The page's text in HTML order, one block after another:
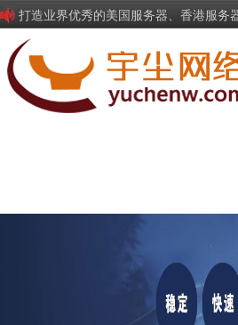
打造业界优秀的美国服务器、香港服务